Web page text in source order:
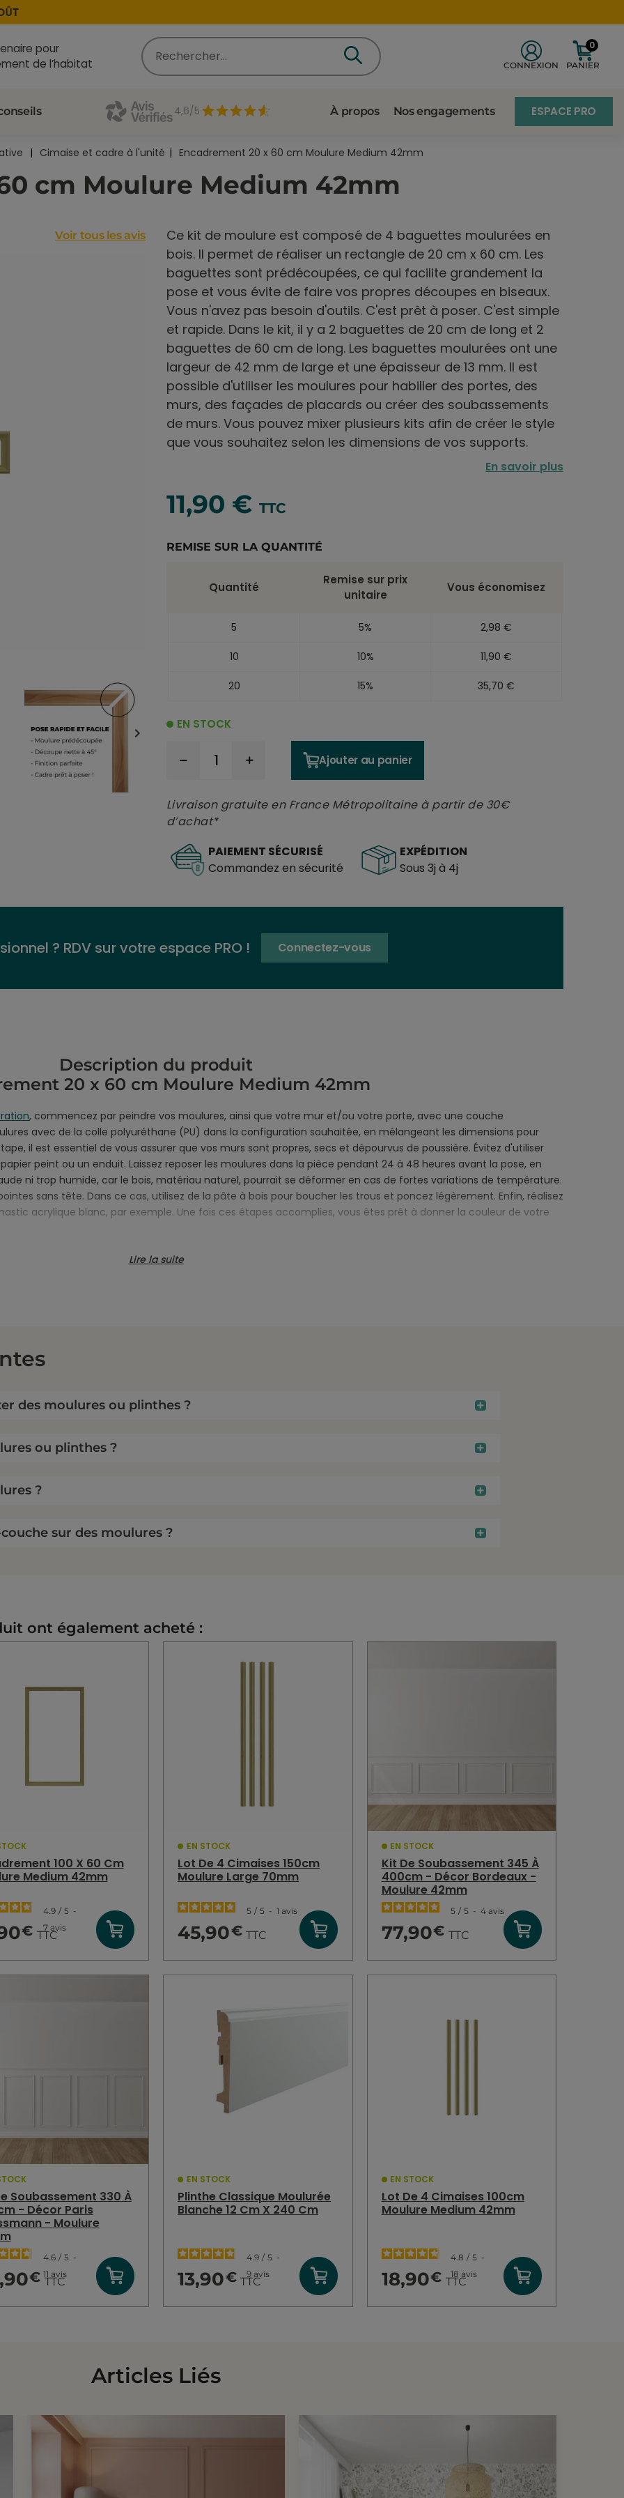
pour
de l’habitat
CONNEXION PANIER
0
4,6/5 À propos Nos engagements ESPACE PRO
Cimaise et cadre à l'unité Encadrement 20 x 60 cm Moulure Medium 42mm
cm Moulure Medium 42mm
Voir tous les avis

Ce kit de moulure est composé de 4 baguettes moulurées en
bois. Il permet de réaliser un rectangle de 20 cm x 60 cm. Les
baguettes sont prédécoupées, ce qui facilite grandement la
pose et vous évite de faire vos propres découpes en biseaux.
Vous n'avez pas besoin d'outils. C'est prêt à poser. C'est simple
et rapide. Dans le kit, il y a 2 baguettes de 20 cm de long et 2
baguettes de 60 cm de long. Les baguettes moulurées ont une
largeur de 42 mm de large et une épaisseur de 13 mm. Il est
possible d'utiliser les moulures pour habiller des portes, des
murs, des façades de placards ou créer des soubassements
de murs. Vous pouvez mixer plusieurs kits afin de créer le style
que vous souhaitez selon les dimensions de vos supports.
En savoir plus
11,90 € TTC
REMISE SUR LA QUANTITÉ
Quantité
Remise sur prix
unitaire
Vous économisez
5 5% 2,98 €
10 10% 11,90 €
20 15% 35,70 €
EN STOCK
Ajouter au panier
Livraison gratuite en France Métropolitaine à partir de 30€
d’achat*
PAIEMENT SÉCURISÉ
Commandez en sécurité
EXPÉDITION
Sous 3j à 4j
? RDV sur votre espace PRO ! Connectez-vous
Description du produit
20 x 60 cm Moulure Medium 42mm
, commencez par peindre vos moulures, ainsi que votre mur et/ou votre porte, avec une couche
avec de la colle polyuréthane (PU) dans la configuration souhaitée, en mélangeant les dimensions pour
il est essentiel de vous assurer que vos murs sont propres, secs et dépourvus de poussière. Évitez d'utiliser
peint ou un enduit. Laissez reposer les moulures dans la pièce pendant 24 à 48 heures avant la pose, en
ni trop humide, car le bois, matériau naturel, pourrait se déformer en cas de fortes variations de température.
sans tête. Dans ce cas, utilisez de la pâte à bois pour boucher les trous et poncez légèrement. Enfin, réalisez
acrylique blanc, par exemple. Une fois ces étapes accomplies, vous êtes prêt à donner la couleur de votre
Lire la suite
des moulures ou plinthes ?
ou plinthes ?
?
sur des moulures ?
ont également acheté :
100 X 60 Cm
Medium 42mm
4.9 / 5 -
7 avis
€ TTC
EN STOCK
Lot De 4 Cimaises 150cm
Moulure Large 70mm
5 / 5 - 1avis
45,90€ TTC
EN STOCK
Kit De Soubassement 345 À
400cm - Décor Bordeaux -
Moulure 42mm
5 / 5 - 4 avis
77,90€ TTC
Soubassement 330 À
- Décor Paris
- Moulure
4.6 / 5 -
11 avis
€ TTC
EN STOCK
Plinthe Classique Moulurée
Blanche 12 Cm X 240 Cm
4.9 / 5 -
9avis
13,90€ TTC
EN STOCK
Lot De 4 Cimaises 100cm
Moulure Medium 42mm
4.8 / 5 -
18 avis
18,90€ TTC
Articles Liés